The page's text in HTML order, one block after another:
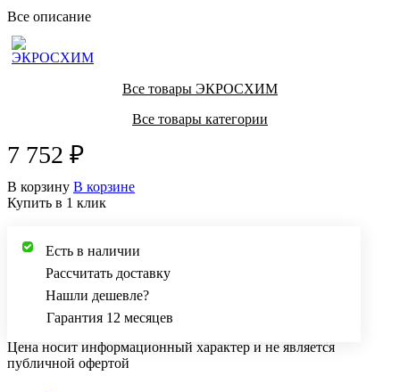
Все описание
Все товары ЭКРОСХИМ
Все товары категории
7 752 ₽
В корзину В корзине
Купить в 1 клик
Есть в наличии
Рассчитать доставку
Нашли дешевле?
Гарантия 12 месяцев
Цена носит информационный характер и не является
публичной офертой